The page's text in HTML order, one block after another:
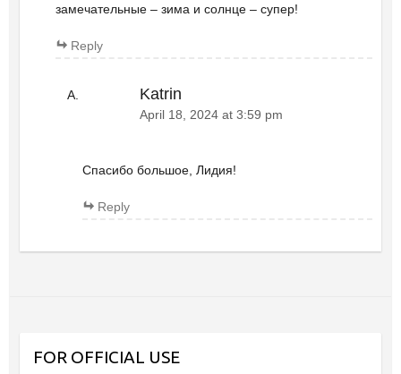
замечательные – зима и солнце – супер!
Reply
Katrin
April 18, 2024 at 3:59 pm
Спасибо большое, Лидия!
Reply
FOR OFFICIAL USE